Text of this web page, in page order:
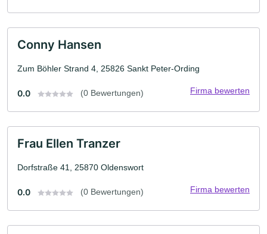
Conny Hansen
Zum Böhler Strand 4, 25826 Sankt Peter-Ording
0.0 (0 Bewertungen) Firma bewerten
Frau Ellen Tranzer
Dorfstraße 41, 25870 Oldenswort
0.0 (0 Bewertungen) Firma bewerten